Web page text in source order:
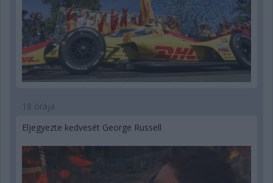
18 órája
Eljegyezte kedvesét George Russell